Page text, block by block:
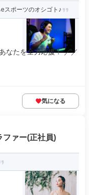
スポーツのオシゴト♪
なたを全力応援！ ／／
気になる
ファー(正社員)